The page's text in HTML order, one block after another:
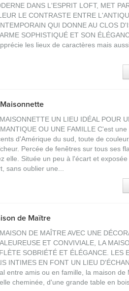
DANS L'ESPRIT LOFT, MET
LE CONTRASTE ENTRE
QUI DONNE AU CLOS
SOPHISTIQUÉ ET SON
les lieux de caractères mais
Maisonnette
UN LIEU IDÉAL POUR
OU UNE FAMILLE C'est
d'Amérique du sud, toute de
Percée de fenêtres sur tous ses
elle. Située un peu à l'écart et
sans oublier une...
de Maïtre
DE MAÎTRE AVEC UNE
ET CONVIVIALE, LA
SOBRIÉTÉ ET ÉLÉGANCE. LES
INTIMES EN FONT UN LIEU
entre amis ou en famille, la maison de
cheminée, d'une grande table en